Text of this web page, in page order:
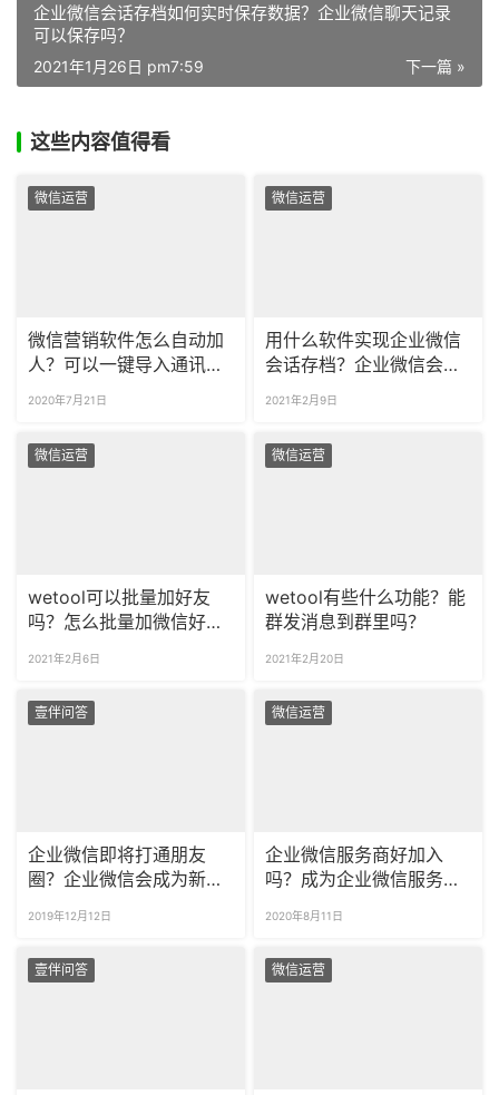
企业微信会话存档如何实时保存数据？企业微信聊天记录
可以保存吗？
下一篇 »
2021年1月26日 pm7:59
这些内容值得看
微信运营
微信营销软件怎么自动加
人？可以一键导入通讯录
2020年7月21日
微信运营
用什么软件实现企业微信
会话存档？企业微信会话
2021年2月9日
微信运营
wetool可以批量加好友
吗？怎么批量加微信好
2021年2月6日
微信运营
wetool有些什么功能？能
群发消息到群里吗？
2021年2月20日
壹伴问答
企业微信即将打通朋友
圈？企业微信会成为新的
2019年12月12日
微信运营
企业微信服务商好加入
吗？成为企业微信服务商
2020年8月11日
壹伴问答 微信运营